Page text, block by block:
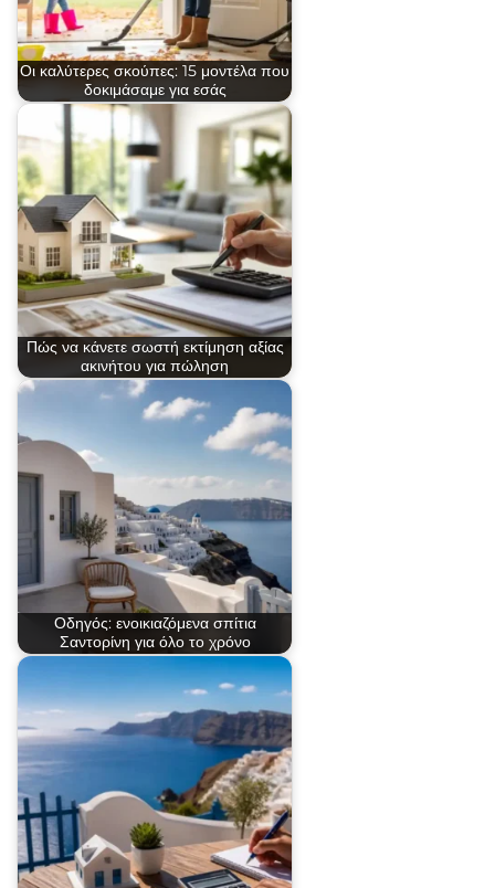
Οι καλύτερες σκούπες: 15 μοντέλα που
δοκιμάσαμε για εσάς
Πώς να κάνετε σωστή εκτίμηση αξίας
ακινήτου για πώληση
Οδηγός: ενοικιαζόμενα σπίτια
Σαντορίνη για όλο το χρόνο